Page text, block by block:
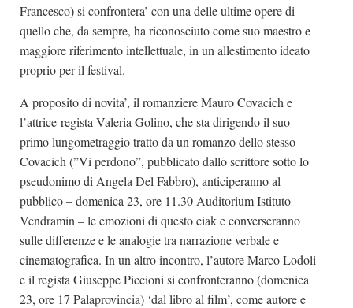
Francesco) si confrontera’ con una delle ultime opere di
quello che, da sempre, ha riconosciuto come suo maestro e
maggiore riferimento intellettuale, in un allestimento ideato
proprio per il festival.
A proposito di novita’, il romanziere Mauro Covacich e
l’attrice-regista Valeria Golino, che sta dirigendo il suo
primo lungometraggio tratto da un romanzo dello stesso
Covacich (”Vi perdono”, pubblicato dallo scrittore sotto lo
pseudonimo di Angela Del Fabbro), anticiperanno al
pubblico – domenica 23, ore 11.30 Auditorium Istituto
Vendramin – le emozioni di questo ciak e converseranno
sulle differenze e le analogie tra narrazione verbale e
cinematografica. In un altro incontro, l’autore Marco Lodoli
e il regista Giuseppe Piccioni si confronteranno (domenica
23, ore 17 Palaprovincia) ‘dal libro al film’, come autore e